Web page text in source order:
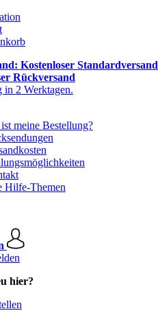
Kostenloser Standardversand
Rückversand
in 2 Werktagen.
meine Bestellung?
Hilfe-Themen
hier?